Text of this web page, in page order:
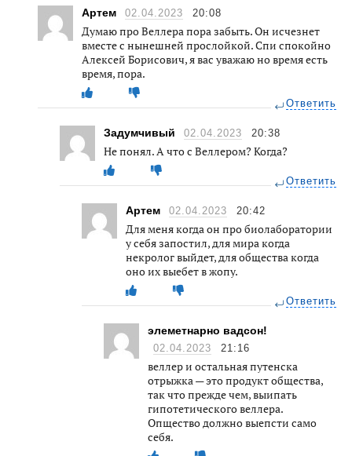
Артем 02.04.2023 20:08
Думаю про Веллера пора забыть. Он исчезнет
вместе с нынешней прослойкой. Спи спокойно
Алексей Борисович, я вас уважаю но время есть
время, пора.
Ответить
Задумчивый 02.04.2023 20:38
Не понял. А что с Веллером? Когда?
Ответить
Артем 02.04.2023 20:42
Для меня когда он про биолаборатории
у себя запостил, для мира когда
некролог выйдет, для общества когда
оно их выебет в жопу.
Ответить
элеметнарно вадсон!
02.04.2023 21:16
веллер и остальная путенска
отрыжка — это продукт общества,
так что прежде чем, выипать
гипотетического веллера.
Опщество должно выепсти само
себя.